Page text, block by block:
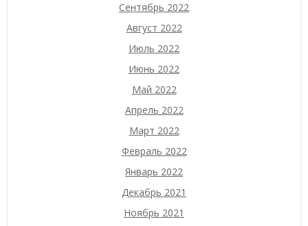
Сентябрь 2022
Август 2022
Июль 2022
Июнь 2022
Май 2022
Апрель 2022
Март 2022
Февраль 2022
Январь 2022
Декабрь 2021
Ноябрь 2021